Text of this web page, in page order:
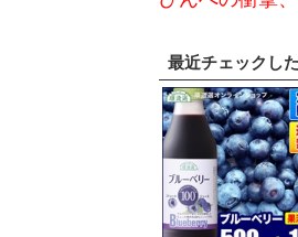
最近チェックし